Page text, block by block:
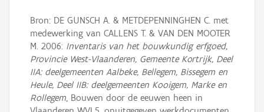
Bron: DE GUNSCH A. & METDEPENNINGHEN C. met
medewerking van CALLENS T. & VAN DEN MOOTER
M. 2006: Inventaris van het bouwkundig erfgoed,
Provincie West-Vlaanderen, Gemeente Kortrijk, Deel
IIA: deelgemeenten Aalbeke, Bellegem, Bissegem en
Heule, Deel IIB: deelgemeenten Kooigem, Marke en
Rollegem, Bouwen door de eeuwen heen in